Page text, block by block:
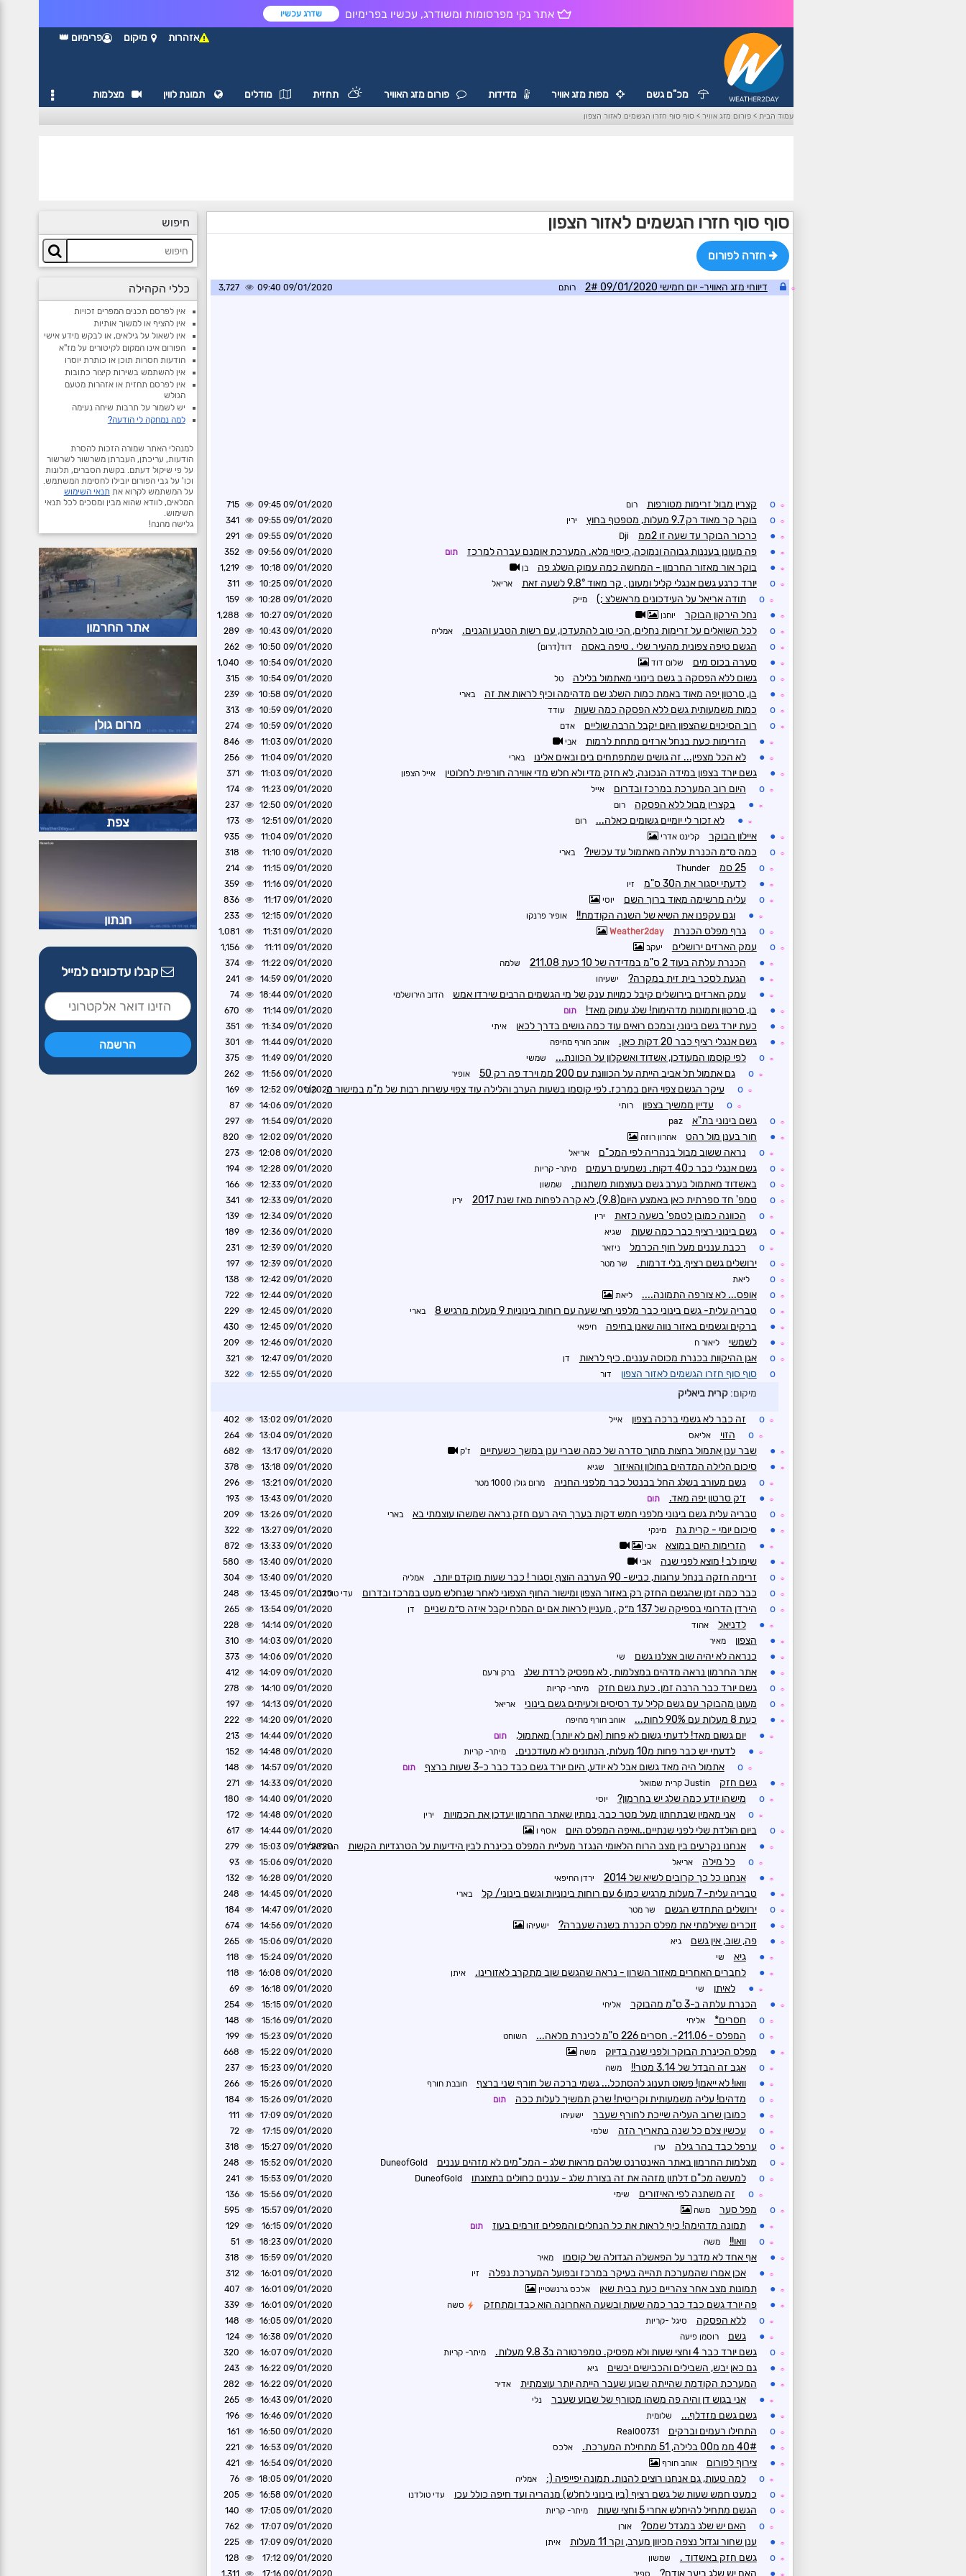
אתר נקי מפרסומות ומשודרג, עכשיו בפרימיום שדרג עכשיו
אזהרות מיקום פרימיום 👑
מכ"ם גשם מפות מזג אוויר מדידות פורום מזג האוויר תחזית מודלים תמונת לווין מצלמות
עמוד הבית >פורום מזג אוויר >סוף סוף חזרו הגשמים לאזור הצפון
סוף סוף חזרו הגשמים לאזור הצפון
חזרה לפורום
☼ דיווחי מזג האוויר- יום חמישי 09/01/2020 2# רותם 09/01/2020 09:40
3,727
☼
o קצרין מבול זרימות מטורפות רום 09/01/2020 09:45
715
☼
o בוקר קר מאוד רק 9.7 מעלות, מטפטף בחוץ ירין 09/01/2020 09:55
341
☼
● כרכור הבוקר עד שעה זו 2ממ Dji
09/01/2020 09:55
291
☼
● פה מעונן בעננות גבוהה ונמוכה, כיסוי מלא. המערכת אומנם עברה למרכז תום 09/01/2020 09:56
352
☼
● בוקר אור מאזור החרמון - המחשה כמה עמוק השלג פה בן 09/01/2020 10:18
1,219
☼
o יורד כרגע גשם אנגלי קליל ומעונן , קר מאוד 9.8° לשעה זאת אריאל 09/01/2020 10:25
311
☼
o תודה אריאל על העידכונים מראשלצ ;) מייק 09/01/2020 10:28
159
☼
● נחל הירקון הבוקר יוחנן 09/01/2020 10:27
1,288
☼
o לכל השואלים על זרימות נחלים, הכי טוב להתעדכן, עם רשות הטבע והגנים. אמליה 09/01/2020 10:43
289
☼
o הגשם טיפה צפונית מהעיר שלי . טיפה באסה דוד(דרום) 09/01/2020 10:50
262
☼
● סערה בכוס מים שלום דוד 09/01/2020 10:54
1,040
☼
o גשום ללא הפסקה ב גשם בינוני מאתמול בלילה טל 09/01/2020 10:54
315
☼
● בן, סרטון יפה מאוד באמת כמות השלג שם מדהימה וכיף לראות את זה בארי 09/01/2020 10:58
239
☼
o כמות משמעותית גשם ללא הפסקה כמה שעות עודד 09/01/2020 10:59
313
☼
o רוב הסיכוים שהצפון היום יקבל הרבה שוליים אדם 09/01/2020 10:59
274
☼
● הזרימות כעת בנחל ארזים מתחת לרמות אבי 09/01/2020 11:03
846
☼
● לא הכל מצפין... זה גושים שמתפתחים בים ובאים אלינו בארי 09/01/2020 11:04
256
☼
● גשם יורד בצפון במידה הנכונה, לא חזק מדי ולא חלש מדי אווירה חורפית לחלוטין אייל הצפון 09/01/2020 11:03
371
☼
o היום רוב המערכת במרכז ובדרום אייל 09/01/2020 11:23
174
☼
● בקצרין מבול ללא הפסקה רום 09/01/2020 12:50
237
☼
● לא זכור לי יומיים גשומים כאלה... רום 09/01/2020 12:51
173
☼
● איילון הבוקר קלינט אדרי 09/01/2020 11:04
935
☼
o כמה ס״מ הכנרת עלתה מאתמול עד עכשיו? בארי 09/01/2020 11:10
318
☼
o 25 סמ Thunder
09/01/2020 11:15
214
☼
● לדעתי יסגור את ה30 ס"מ זיו 09/01/2020 11:16
359
☼
o עליה מרשימה מאוד ברוך השם יוסי 09/01/2020 11:17
836
☼
● וגם עקפנו את השיא של השנה הקודמת!! אופיר פרנקו 09/01/2020 12:15
233
☼
o גרף מפלס הכנרת Weather2day
09/01/2020 11:31
1,081
☼
o עמק הארזים ירושלים יעקב 09/01/2020 11:11
1,156
☼
● הכנרת עלתה בעוד 2 ס"מ במדידה של 10 כעת 211.08 שלמה 09/01/2020 11:22
374
☼
● הגעת לסכר בית זית במקרה? ישעיהו 09/01/2020 14:59
241
☼
● עמק הארזים בירושלים קיבל כמויות ענק של מי הגשמים הרבים שירדו אמש הדוב הירושלמי 09/01/2020 18:44
74
☼
● בן, סרטון ותמונות מדהימות! שלג עמוק מאד! תום 09/01/2020 11:14
670
☼
● כעת יורד גשם בינוני, ובמכם רואים עוד כמה גושים בדרך לכאן איתי 09/01/2020 11:34
351
☼
● גשם אנגלי רציף כבר 20 דקות כאן. אוהב חורף מחיפה 09/01/2020 11:44
301
☼
o לפי קוסמו המעודכן, אשדוד ואשקלון על הכוונת... שמשי 09/01/2020 11:49
375
☼
o גם אתמול תל אביב הייתה על הכווונת עם 200 ממ וירד פה רק 50 אופיר 09/01/2020 11:56
262
☼
o עיקר הגשם צפוי היום במרכז. לפי קוסמו בשעות הערב והלילה עוד צפוי עשרות רבות של מ"מ במישור ה קובי
09/01/2020 12:52
169
☼
o עדיין ממשיך בצפון רותי 09/01/2020 14:06
87
☼
o גשם בינוני בת"א paz
09/01/2020 11:54
297
☼
● חור בענן מול רהט אהרון רוזה 09/01/2020 12:02
820
☼
o נראה ששוב מבול בנהריה לפי המכ"ם אריאל 09/01/2020 12:08
273
☼
o גשם אנגלי כבר כ40 דקות. נשמעים רעמים מיתר- קריות 09/01/2020 12:28
194
☼
o באשדוד מאתמול בערב גשם בעוצמות משתנות. שמשון 09/01/2020 12:33
166
☼
o טמפ' חד ספרתית כאן באמצע היום(9.8), לא קרה לפחות מאז שנת 2017 ירין 09/01/2020 12:33
341
☼
o הכוונה כמובן לטמפ' בשעה כזאת ירין 09/01/2020 12:34
139
☼
o גשם בינוני רציף כבר כמה שעות שגיא 09/01/2020 12:36
189
☼
o רכבת עננים מעל חוף הכרמל ניזאר 09/01/2020 12:39
231
☼
o ירושלים גשם רציף, בלי דרמות. שר מטר 09/01/2020 12:39
197
☼
o ליאת 09/01/2020 12:42
138
☼
o אופס... לא צורפה התמונה.... ליאת 09/01/2020 12:44
722
☼
o טבריה עלית- גשם בינוני כבר מלפני חצי שעה עם רוחות בינוניות 9 מעלות מרגיש 8 בארי 09/01/2020 12:45
229
☼
● ברקים וגשמים באזור נווה שאנן בחיפה חיפאי 09/01/2020 12:45
430
☼
● לשמשי ליאור ח 09/01/2020 12:46
209
☼
o אגן ההיקוות בכנרת מכוסה עננים. כיף לראות דן 09/01/2020 12:47
321
o סוף סוף חזרו הגשמים לאזור הצפון דור 09/01/2020 12:55
322
מיקום:קרית ביאליק
☼
o זה כבר לא גשמי ברכה בצפון אייל 09/01/2020 13:02
402
☼
o הזוי אליאס 09/01/2020 13:04
264
☼
● שבר ענן אתמול בחצות מתוך סדרה של כמה שברי ענן במשך כשעתיים ז'ק 09/01/2020 13:17
682
☼
● סיכום הלילה המדהים בחולון והאיזור שגיא 09/01/2020 13:18
378
☼
o גשם מעורב בשלג החל בבנטל כבר מלפני החניה מרום גולן 1000 מטר 09/01/2020 13:21
296
☼
● ז׳ק סרטון יפה מאד. תום 09/01/2020 13:43
193
☼
o טבריה עלית גשם בינוני מלפני חמש דקות בערך היה רעם חזק נראה שמשהו עוצמתי בא בארי 09/01/2020 13:26
209
☼
● סיכום יומי - קרית גת מינקי 09/01/2020 13:27
322
☼
● הזרימות היום במוצא אבי 09/01/2020 13:33
872
☼
● שימו לב ! מוצא לפני שנה אבי 09/01/2020 13:40
580
☼
o זרימה חזקה בנחל ערוגות, כביש- 90 הערבה הוצף, וסגור ! כבר שעות מוקדם יותר. אמליה 09/01/2020 13:40
304
☼
o כבר כמה זמן שהגשם החזק רק באזור הצפון ומישור החוף הצפוני לאחר שנחלש מעט במרכז ובדרום עדי טולדנו09/01/2020 13:45
248
☼
o הירדן הדרומי בספיקה של 137 מ״ק , מעניין לראות אם ים המלח יקבל איזה ס״מ שניים דן 09/01/2020 13:54
265
☼
● לדניאל אהוד 09/01/2020 14:14
228
☼
● הצפון מאיר 09/01/2020 14:03
310
☼
● כנראה לא יהיה שוב אצלנו גשם שי 09/01/2020 14:06
373
☼
● אתר החרמון נראה מדהים במצלמות , לא מפסיק לרדת שלג ברק ורעם 09/01/2020 14:09
412
☼
o גשם יורד כבר הרבה זמן. כעת גשם חזק מיתר- קריות 09/01/2020 14:10
278
☼
o מעונן מהבוקר עם גשם קליל עד רסיסים ולעיתים גשם בינוני אריאל 09/01/2020 14:13
197
☼
● כעת 8 מעלות עם 90% לחות... אוהב חורף מחיפה 09/01/2020 14:20
222
☼
● יום גשום מאד! לדעתי גשום לא פחות (אם לא יותר) מאתמול, תום 09/01/2020 14:44
213
☼
● לדעתי יש כבר פחות מ10 מעלות, הנתונים לא מעודכנים. מיתר- קריות 09/01/2020 14:48
152
☼
o אתמול היה מאד גשום אבל לא יודע, היום יורד גשם כבד כבר כ-3 שעות ברצף תום 09/01/2020 14:57
148
☼
● גשם חזק Justin קרית שמואל 09/01/2020 14:33
271
☼
o מישהו יודע כמה שלג יש בחרמון? יוסי 09/01/2020 14:40
180
☼
o אני מאמין שבתחתון מעל מטר כבר, נמתין שאתר החרמון יעדכן את הכמויות ירין 09/01/2020 14:48
172
☼
o ביום הולדת שלי לפני שנתיים..ואיפה המפלס היום אסף ו 09/01/2020 14:44
617
☼
● אנחנו נקרעים בין מצב הרוח הלאומי הנגזר מעליית המפלס בכינרת לבין הידיעות על הטרגדיות הקשות הנחליאלי
09/01/2020 15:03
279
☼
o כל מילה אריאל 09/01/2020 15:06
93
☼
● אנחנו כל כך קרובים לשיא של 2014 ירדן החיפאי 09/01/2020 16:28
132
☼
● טבריה עלית- 7 מעלות מרגיש כמו 6 עם רוחות בינוניות וגשם בינוני/ קל בארי 09/01/2020 14:45
248
☼
o ירושלים התחדש הגשם שר מטר 09/01/2020 14:47
184
☼
● זוכרים שצילמתי את מפלס הכנרת בשנה שעברה? ישעיהו 09/01/2020 14:56
674
☼
● פה, שוב, אין גשם גיא 09/01/2020 15:06
265
☼
● גיא שי 09/01/2020 15:24
118
☼
● לחברים האחרים מאזור השרון - נראה שהגשם שוב מתקרב לאזורינו. איתן 09/01/2020 16:08
118
☼
● לאיתן שי 09/01/2020 16:18
69
☼
● הכנרת עלתה ב-3 ס"מ מהבוקר אליחי 09/01/2020 15:15
254
☼
o חסרים* אליחי 09/01/2020 15:16
148
☼
o המפלס - 211.06-. חסרים 226 ס"מ לכינרת מלאה... השוחט 09/01/2020 15:23
199
☼
● מפלס הכינרת הבוקר ולפני שנה בדיוק משה 09/01/2020 15:22
668
☼
o אגב זה הבדל של 3.14 מטר!! משה 09/01/2020 15:23
237
☼
● וואו! לא ייאמן! פשוט תענוג להסתכל... גשמי ברכה של חורף שני ברצף חובבת חורף 09/01/2020 15:26
266
☼
o מדהים! עליה משמעותית וקריטית! שרק תמשיך לעלות ככה תום 09/01/2020 15:26
184
☼
● כמובן שרוב העליה שייכת לחורף שעבר ישעיהו 09/01/2020 17:09
111
☼
o עכשיו צלם כל שנה בתאריך הזה שלמי 09/01/2020 17:15
72
☼
o ערפל כבד בהר גילה ערן 09/01/2020 15:27
318
☼
o מצלמות החרמון באתר האינטרנט שלהם מראות שלג - המכ"מים לא מזהים עננים DuneofGold
09/01/2020 15:52
248
☼
o למעשה מכ"ם דלתון מזהה את זה בצורת שלג - עננים כחולים בתצוגתו DuneofGold
09/01/2020 15:53
241
☼
o זה משתנה לפי האיזורים שימי 09/01/2020 15:56
136
☼
o מפל סער משה 09/01/2020 15:57
595
☼
● תמונה מדהימה! כיף לראות את כל הנחלים והמפלים זורמים בעוז תום 09/01/2020 16:15
129
☼
o וואו!! משה 09/01/2020 18:23
51
☼
● אף אחד לא מדבר על הפאשלה הגדולה של קוסמו מאיר 09/01/2020 15:59
318
☼
● אכן אמרו שהמערכת תהייה בעיקר במרכז ובפועל המערכת נפלה זיו 09/01/2020 16:01
312
☼
● תמונות מצב אחר צהריים כעת בבית שאן אלכס גרנשטיין 09/01/2020 16:01
407
☼
● פה יורד גשם כבד כבר כמה שעות ובשעה האחרונה הוא כבד ומתחזק סשה 09/01/2020 16:01
339
☼
o ללא הפסקה סיגל -קריות 09/01/2020 16:05
148
☼
● גשם רוסמן פיעה 09/01/2020 16:38
124
☼
o גשם יורד כבר 4 וחצי שעות ולא מפסיק. טמפרטורה ב3 9.8 מעלות. מיתר- קריות 09/01/2020 16:07
320
☼
● גם כאן יבש, השבילים והכבישים יבשים גיא 09/01/2020 16:22
243
☼
● המערכת הקודמת שהייתה שבוע שעבר הייתה יותר עוצמתית אדיר 09/01/2020 16:22
282
☼
● אני בגוש דן והיה פה משהו מטורף של שבוע שעבר נלי 09/01/2020 16:43
265
☼
● גשם גשם מזדלף... שלומית 09/01/2020 16:46
196
☼
o התחילו רעמים וברקים Real00731
09/01/2020 16:50
161
☼
● 40# ממ מ00 בלילה, 51 מתחילת המערכת. אלכס 09/01/2020 16:53
221
☼
● צירוף לפורום אוהב חורף 09/01/2020 16:54
421
☼
o למה טעות, גם אנחנו רוצים להנות. תמונה יפייפיה (: אמליה 09/01/2020 18:05
76
☼
o כמעט חמש שעות של גשם רציף (בין בינוני לחלש) מנהריה ועד חיפה כולל עכו עדי טולדנו 09/01/2020 16:58
205
☼
o הגשם מתחיל להיחלש אחרי 5 וחצי שעות מיתר- קריות 09/01/2020 17:05
140
☼
o האם יש שלג במגדל שמס? אורן 09/01/2020 17:07
762
☼
● ענן שחור וגדול נצפה מכיוון מערב, וקר 11 מעלות איתן 09/01/2020 17:09
225
☼
o גשם חזק באשדוד . שמשון 09/01/2020 17:12
128
☼
● האם יש שלג ביער אודם? ספיר 09/01/2020 17:16
1,311
חיפוש
כללי הקהילה
אין לפרסם תכנים המפרים זכויות
אין להציף או למשוך אותיות
אין לשאול על גילאים, או לבקש מידע אישי
הפורום אינו המקום לקיטורים על מז"א
הודעות חסרות תוכן או כותרת יוסרו
אין להשתמש בשירות קיצור כתובות
אין לפרסם תחזית או אזהרות מטעם
הגולש
יש לשמור על תרבות שיחה נעימה
למה נמחקה לי הודעה?
למנהלי האתר שמורה הזכות להסרת
הודעות, עריכתן, העברתן משרשור לשרשור
על פי שיקול דעתם. בקשת הסברים, תלונות
וכו' על גבי הפורום יובילו לחסימת המשתמש.
על המשתמש לקרוא את תנאי השימוש
המלאים, לוודא שהוא מבין ומסכים לכל תנאי
השימוש.
גלישה מהנה!
אתר החרמון
מרום גולן
צפת
חנתון
קבלו עדכונים למייל